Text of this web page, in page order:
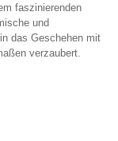
faszinierenden
und
das Geschehen mit
verzaubert.